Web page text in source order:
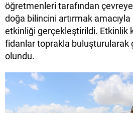
öğretmenleri tarafından
doğa bilincini artırmak
etkinliği gerçekleştirildi. Etkinlik
fidanlar toprakla buluşturularak
olundu.